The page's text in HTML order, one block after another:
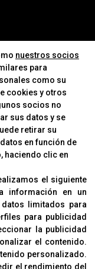
nuestros socios
para
como su
cookies y otros
socios no
sus datos y se
retirar su
en función de
haciendo clic en
el siguiente
información en un
limitados para
para publicidad
la publicidad
el contenido.
personalizado.
el rendimiento del